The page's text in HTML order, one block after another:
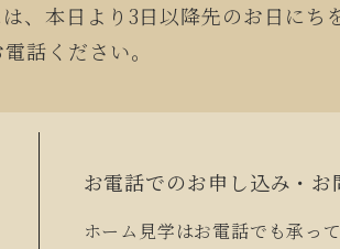
、本日より3日以降先のお日にち
話ください。
お電話でのお申し込み・お
ホーム見学はお電話でも承って